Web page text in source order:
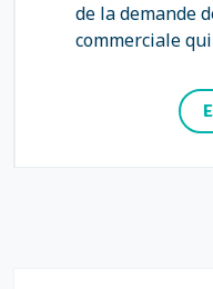
de la demande
commerciale